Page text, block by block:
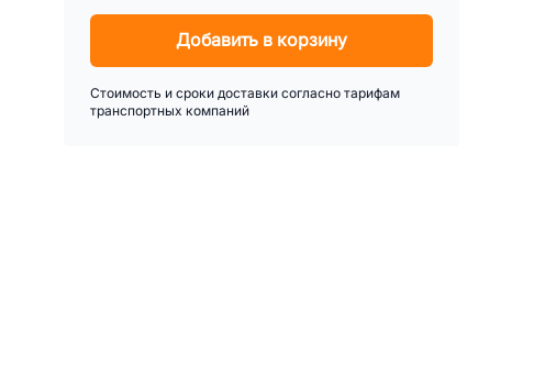
Добавить в корзину
Стоимость и сроки доставки согласно тарифам
транспортных компаний